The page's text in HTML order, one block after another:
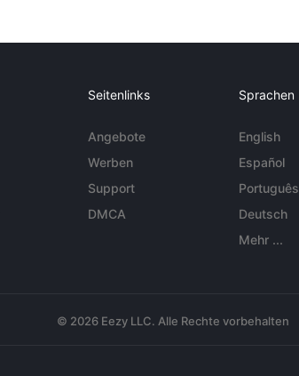
Seitenlinks
Angebote
Werben
Support
DMCA
Sprachen
English
Español
Português
Deutsch
Mehr ...
© 2026 Eezy LLC. Alle Rechte vorbehalten